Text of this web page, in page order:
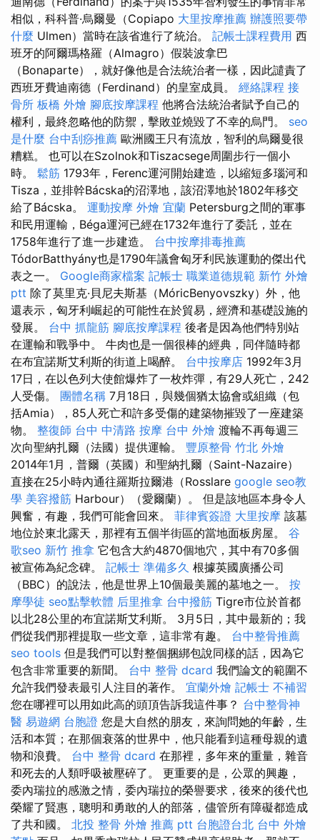
相似，科科普·烏爾曼（Copiapo 大里按摩推薦 辦護照要帶
什麼 Ulmen）當時在該省進行了統治。 記帳士課程費用 西
班牙的阿爾瑪格羅（Almagro）假裝波拿巴
（Bonaparte），就好像他是合法統治者一樣，因此譴責了
西班牙費迪南德（Ferdinand）的皇室成員。 經絡課程 接
骨所 板橋 外燴 腳底按摩課程 他將合法統治者賦予自己的
權利，最終忽略他的防禦，擊敗並燒毀了不幸的烏門。 seo
是什麼 台中刮痧推薦 歐洲國王只有流放，智利的烏爾曼很
糟糕。 也可以在Szolnok和Tiszacsege周圍步行一個小
時。 鬆筋 1793年，Ferenc運河開始建造，以縮短多瑙河和
Tisza，並排幹Bácska的沼澤地，該沼澤地於1802年移交
給了Bácska。 運動按摩 外燴 宜蘭 Petersburg之間的軍事
和民用運輸，Béga運河已經在1732年進行了委託，並在
1758年進行了進一步建造。 台中按摩排毒推薦
TódorBatthyány也是1790年議會匈牙利民族運動的傑出代
表之一。 Google商家檔案 記帳士 職業道德規範 新竹 外燴
ptt 除了莫里克·貝尼夫斯基（MóricBenyovszky）外，他
還表示，匈牙利崛起的可能性在於貿易，經濟和基礎設施的
發展。 台中 抓龍筋 腳底按摩課程 後者是因為他們特別站
在運輸和戰爭中。 牛肉也是一個很棒的經典，同伴隨時都
在布宜諾斯艾利斯的街道上喝醉。 台中按摩店 1992年3月
17日，在以色列大使館爆炸了一枚炸彈，有29人死亡，242
人受傷。 團體名稱 7月18日，與幾個猶太協會或組織（包
括Amia），85人死亡和許多受傷的建築物摧毀了一座建築
物。 整復師 台中 中清路 按摩 台中 外燴 渡輪不再每週三
次向聖納扎爾（法國）提供運輸。 豐原整骨 竹北 外燴
2014年1月，普爾（英國）和聖納扎爾（Saint-Nazaire）
直接在25小時內通往羅斯拉爾港（Rosslare google seo教
學 美容撥筋 Harbour）（愛爾蘭）。 但是該地區本身令人
興奮，有趣，我們可能會回來。 菲律賓簽證 大里按摩 該墓
地位於東北露天，那裡有五個半街區的當地面板房屋。 谷
歌seo 新竹 推拿 它包含大約4870個地穴，其中有70多個
被宣佈為紀念碑。 記帳士 準備多久 根據英國廣播公司
（BBC）的說法，他是世界上10個最美麗的墓地之一。 按
摩學徒 seo點擊軟體 后里推拿 台中撥筋 Tigre市位於首都
以北28公里的布宜諾斯艾利斯。 3月5日，其中最新的；我
們從我們那裡提取一些文章，這非常有趣。 台中整骨推薦
seo tools 但是我們可以對整個捆綁包說同樣的話，因為它
包含非常重要的新聞。 台中 整骨 dcard 我們論文的範圍不
允許我們發表最引人注目的著作。 宜蘭外燴 記帳士 不補習
您在哪裡可以用如此高的頭頂告訴我這件事？ 台中整骨神
醫 易遊網 台胞證 您是大自然的朋友，來詢問她的年齡，生
活和本質；在那個衰落的世界中，他只能看到這種母親的遺
物和浪費。 台中 整骨 dcard 在那裡，多年來的重量，雜音
和死去的人類呼吸被壓碎了。 更重要的是，公眾的興趣，
委內瑞拉的感激之情，委內瑞拉的榮譽要求，後來的後代也
榮耀了賢惠，聰明和勇敢的人的部落，儘管所有障礙都造成
了共和國。 北投 整骨 外燴 推薦 ptt 台胞證台北 台中 外燴